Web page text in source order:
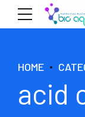
HOME
acid